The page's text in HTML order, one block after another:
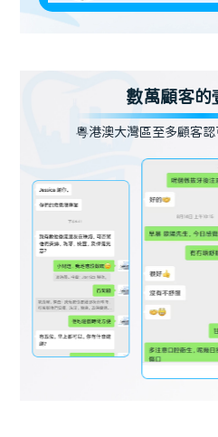
數萬顧客的
粵港澳大灣區至多顧客